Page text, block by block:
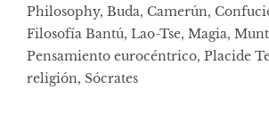
Philosophy, Buda, Camerún,
Filosofía Bantú, Lao-Tse, Magia,
Pensamiento eurocéntrico, Placide
religión, Sócrates